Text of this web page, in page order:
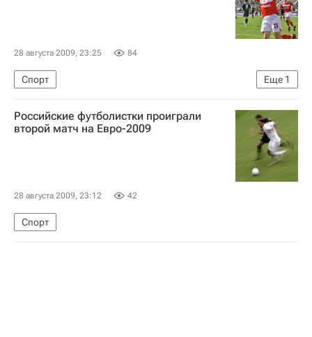
28 августа 2009, 23:25 84
Еще 1
Спорт
Переход Владимира Быстрова из "Спартака" в "Зенит"
Российские футболистки проиграли
второй матч на Евро-2009
28 августа 2009, 23:12 42
Спорт